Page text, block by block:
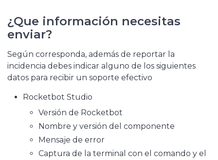
¿Que información necesitas
enviar?
Según corresponda, además de reportar la
incidencia debes indicar alguno de los siguientes
datos para recibir un soporte efectivo
Rocketbot Studio
Versión de Rocketbot
Nombre y versión del componente
Mensaje de error
Captura de la terminal con el comando y el